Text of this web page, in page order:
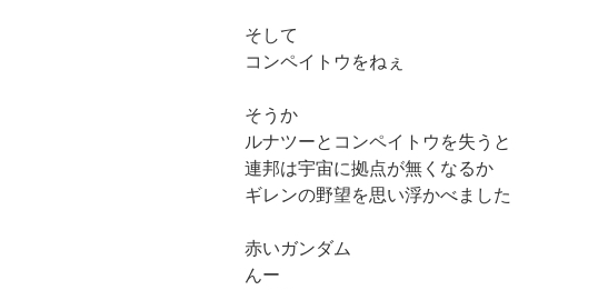
そして
コンペイトウをねぇ
そうか
ルナツーとコンペイトウを失うと
連邦は宇宙に拠点が無くなるか
ギレンの野望を思い浮かべました
赤いガンダム
んー